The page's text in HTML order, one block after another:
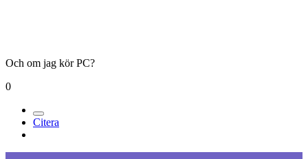
Och om jag kör PC?
0
Citera